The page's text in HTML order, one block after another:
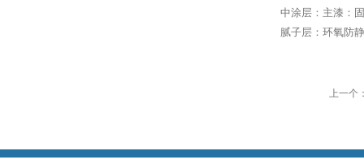
中涂层：主漆：
腻子层：环氧防
上一个